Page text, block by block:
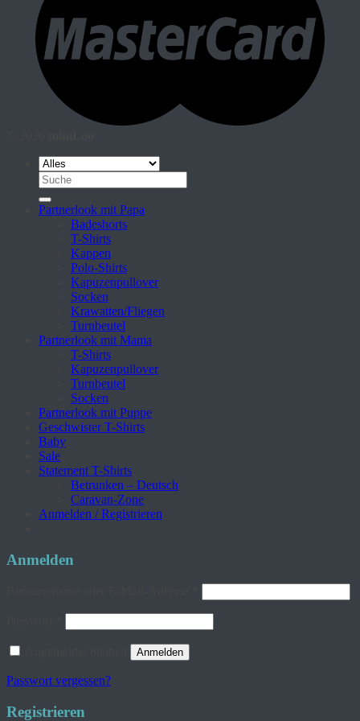
Suche
nach:
Partnerlook mit Papa
Badeshorts
T-Shirts
Kappen
Polo-Shirts
Kapuzenpullover
Socken
Krawatten/Fliegen
Turnbeutel
Partnerlook mit Mama
T-Shirts
Kapuzenpullover
Turnbeutel
Socken
Partnerlook mit Puppe
Geschwister T-Shirts
Baby
Sale
Statement T-Shirts
Betrunken – Deutsch
Caravan-Zone
Anmelden / Registrieren
Anmelden
Anmelden
Passwort vergessen?
Registrieren